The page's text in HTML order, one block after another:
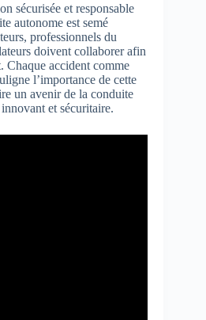
sécurisée et responsable
autonome est semé
professionnels du
doivent collaborer afin
Chaque accident comme
l’importance de cette
un avenir de la conduite
et sécuritaire.